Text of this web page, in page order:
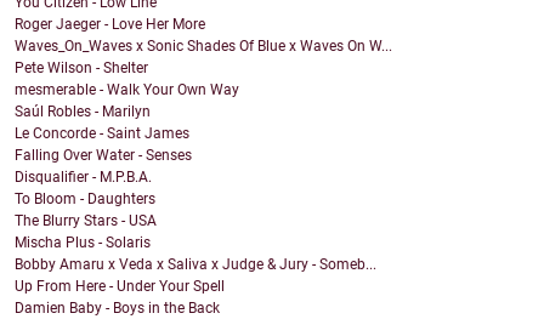
Roger Jaeger - Love Her More
Waves_On_Waves x Sonic Shades Of Blue x Waves On W...
Pete Wilson - Shelter
mesmerable - Walk Your Own Way
Saúl Robles - Marilyn
Le Concorde - Saint James
Falling Over Water - Senses
Disqualifier - M.P.B.A.
To Bloom - Daughters
The Blurry Stars - USA
Mischa Plus - Solaris
Bobby Amaru x Veda x Saliva x Judge & Jury - Someb...
Up From Here - Under Your Spell
Damien Baby - Boys in the Back